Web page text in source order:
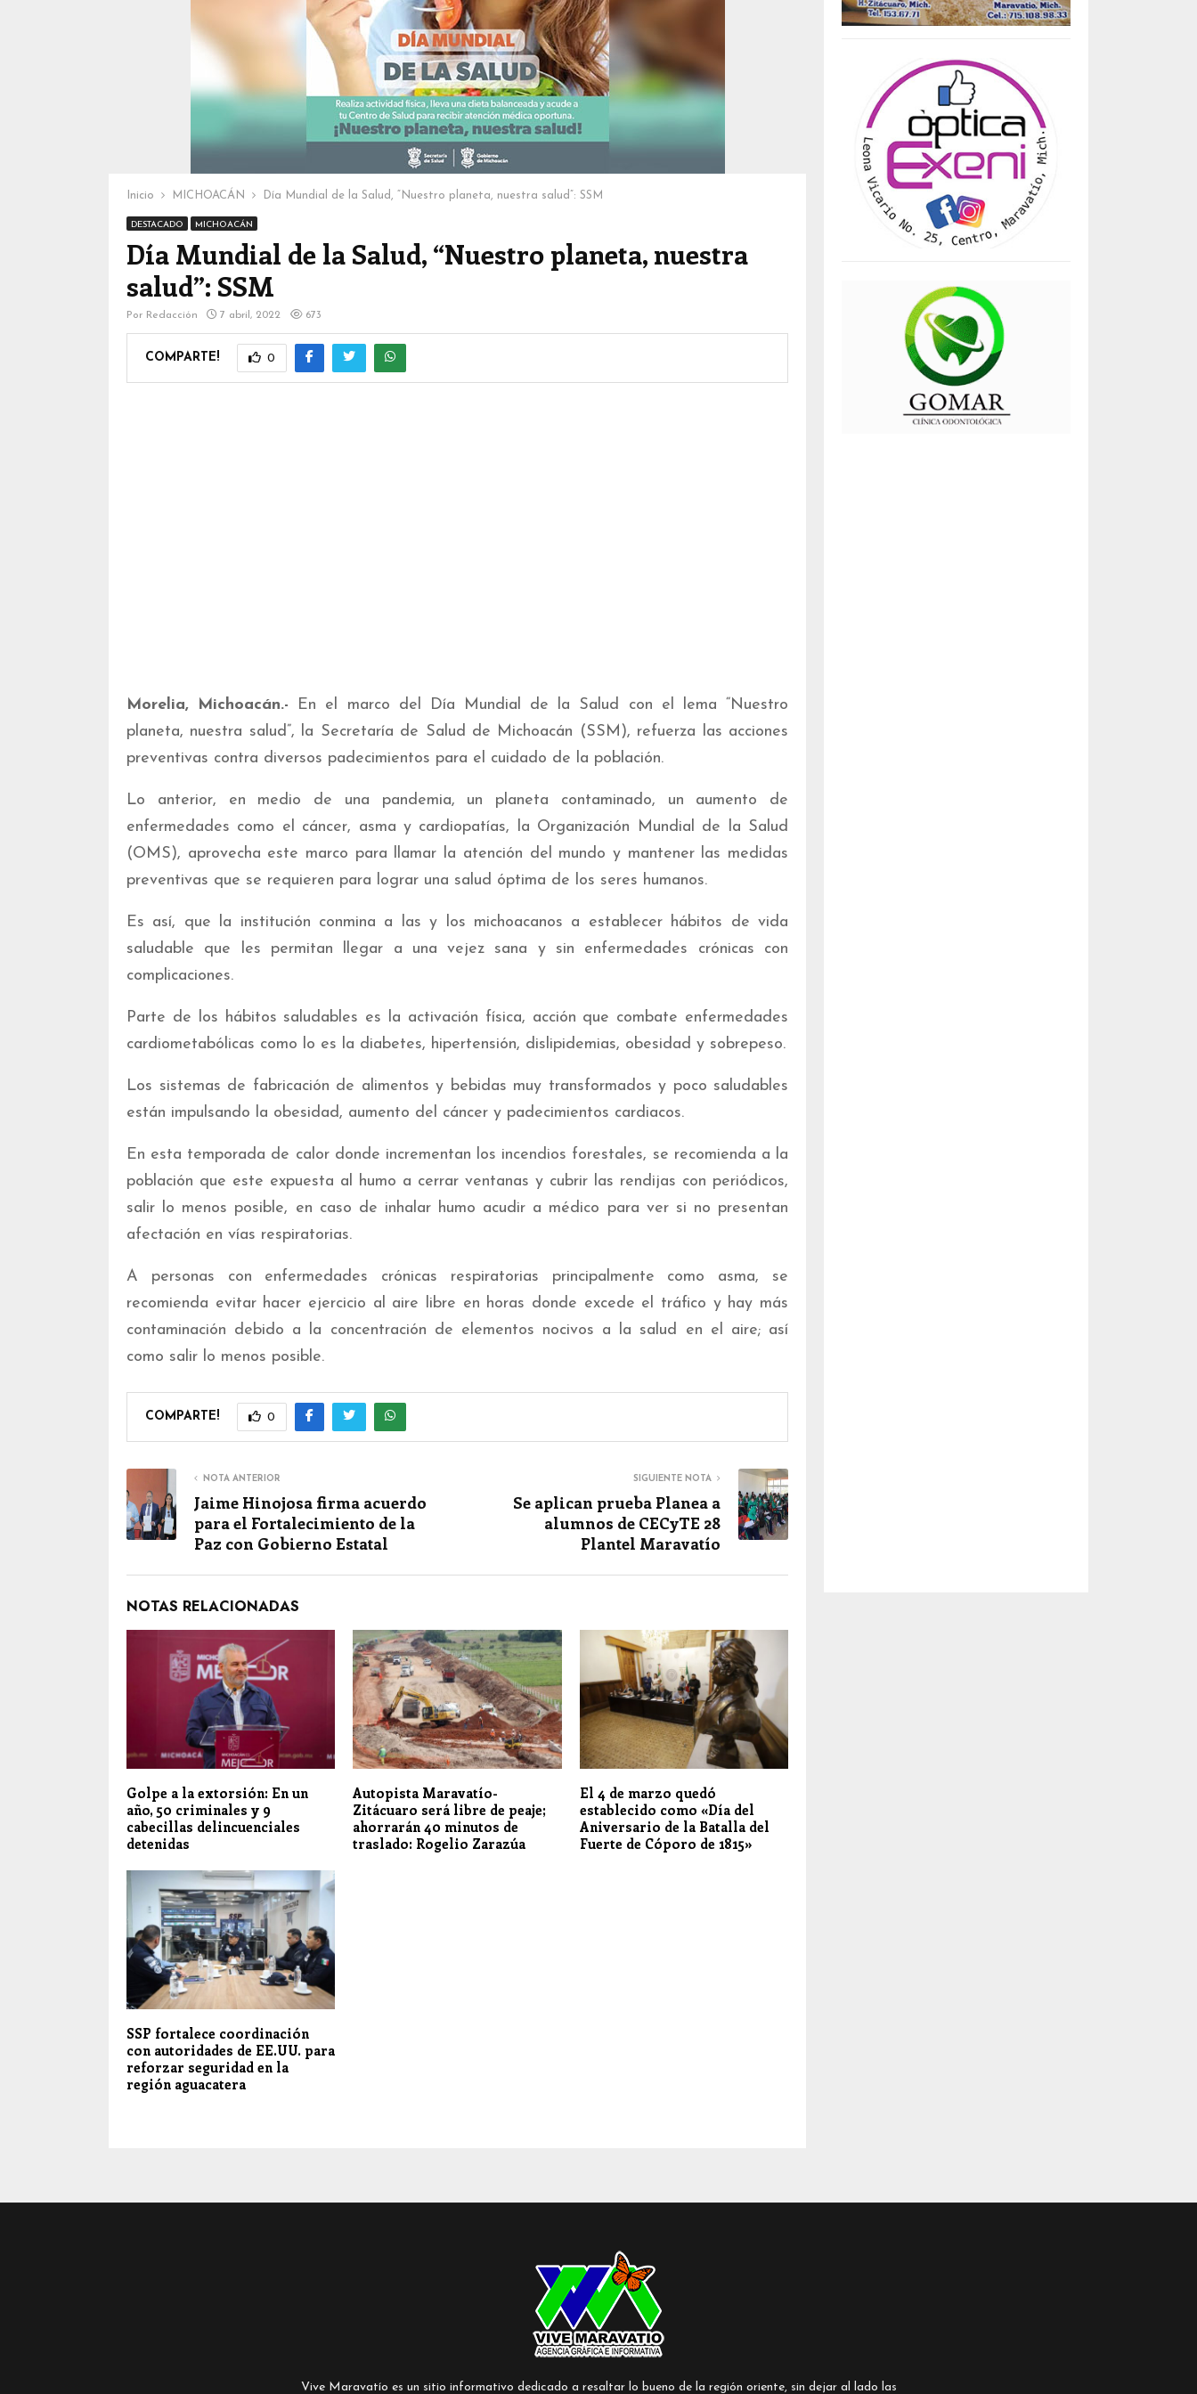
Inicio MICHOACÁN Día Mundial de la Salud, “Nuestro planeta, nuestra salud”: SSM
DESTACADO MICHOACÁN
Día Mundial de la Salud, “Nuestro planeta, nuestra
salud”: SSM
Por Redacción 7 abril, 2022 673
COMPARTE! 0
Morelia, Michoacán.- En el marco del Día Mundial de la Salud con el lema “Nuestro
planeta, nuestra salud”, la Secretaría de Salud de Michoacán (SSM), refuerza las acciones
preventivas contra diversos padecimientos para el cuidado de la población.
Lo anterior, en medio de una pandemia, un planeta contaminado, un aumento de
enfermedades como el cáncer, asma y cardiopatías, la Organización Mundial de la Salud
(OMS), aprovecha este marco para llamar la atención del mundo y mantener las medidas
preventivas que se requieren para lograr una salud óptima de los seres humanos.
Es así, que la institución conmina a las y los michoacanos a establecer hábitos de vida
saludable que les permitan llegar a una vejez sana y sin enfermedades crónicas con
complicaciones.
Parte de los hábitos saludables es la activación física, acción que combate enfermedades
cardiometabólicas como lo es la diabetes, hipertensión, dislipidemias, obesidad y sobrepeso.
Los sistemas de fabricación de alimentos y bebidas muy transformados y poco saludables
están impulsando la obesidad, aumento del cáncer y padecimientos cardiacos.
En esta temporada de calor donde incrementan los incendios forestales, se recomienda a la
población que este expuesta al humo a cerrar ventanas y cubrir las rendijas con periódicos,
salir lo menos posible, en caso de inhalar humo acudir a médico para ver si no presentan
afectación en vías respiratorias.
A personas con enfermedades crónicas respiratorias principalmente como asma, se
recomienda evitar hacer ejercicio al aire libre en horas donde excede el tráfico y hay más
contaminación debido a la concentración de elementos nocivos a la salud en el aire; así
como salir lo menos posible.
COMPARTE! 0
NOTA ANTERIOR
Jaime Hinojosa firma acuerdo
para el Fortalecimiento de la
Paz con Gobierno Estatal
SIGUIENTE NOTA
Se aplican prueba Planea a
alumnos de CECyTE 28
Plantel Maravatío
NOTAS RELACIONADAS
Golpe a la extorsión: En un
año, 50 criminales y 9
cabecillas delincuenciales
detenidas
Autopista Maravatío-
Zitácuaro será libre de peaje;
ahorrarán 40 minutos de
traslado: Rogelio Zarazúa
El 4 de marzo quedó
establecido como «Día del
Aniversario de la Batalla del
Fuerte de Cóporo de 1815»
SSP fortalece coordinación
con autoridades de EE.UU. para
reforzar seguridad en la
región aguacatera
Vive Maravatío es un sitio informativo dedicado a resaltar lo bueno de la región oriente, sin dejar al lado las